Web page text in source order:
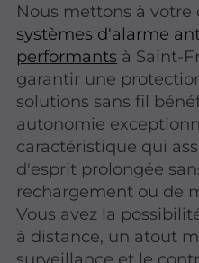
Nous mettons à votre
systèmes d'alarme
performants à Saint-
garantir une
solutions sans fil
autonomie
caractéristique qui
d'esprit prolongée
rechargement ou de
Vous avez la
à distance, un atout